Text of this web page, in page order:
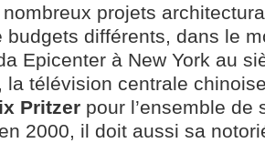
projets
budgets différents, dans le
Epicenter à New York au
la télévision centrale
Pritzer pour l’ensemble
2000, il doit aussi sa